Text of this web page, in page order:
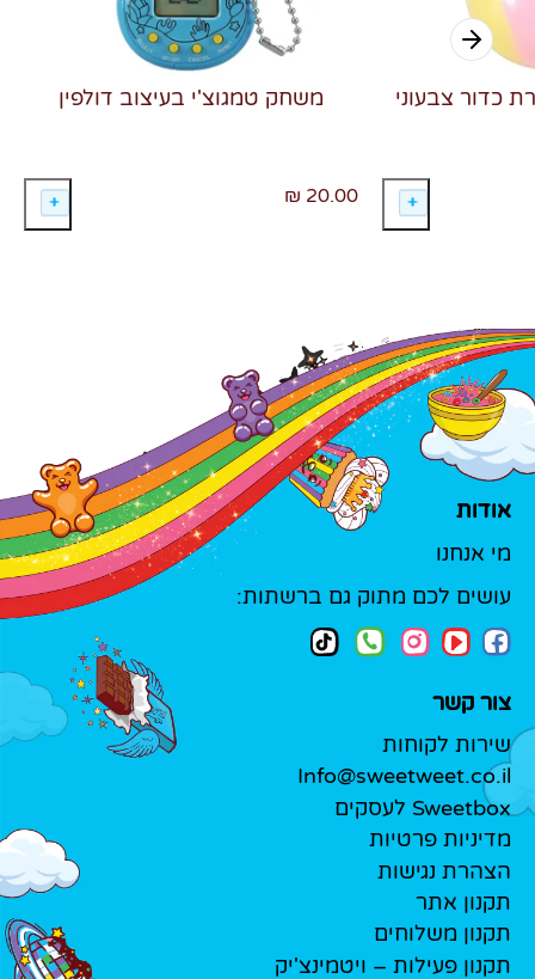
משחק טמגוצ'י בעיצוב דולפין
20.00 ₪
כדור צבעוני
אודות
מי אנחנו
עושים לכם מתוק גם ברשתות:
צור קשר
שירות לקוחות
Info@sweetweet.co.il
Sweetbox לעסקים
מדיניות פרטיות
הצהרת נגישות
תקנון אתר
תקנון משלוחים
תקנון פעילות – ויטמינצ'יק